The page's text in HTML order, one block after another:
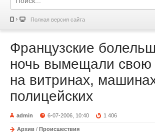
Полная версия сайта
Французские
ночь вымещали свою
на витринах,
полицейских
admin 6-07-2006, 10:40 1 406
Архив / Происшествия